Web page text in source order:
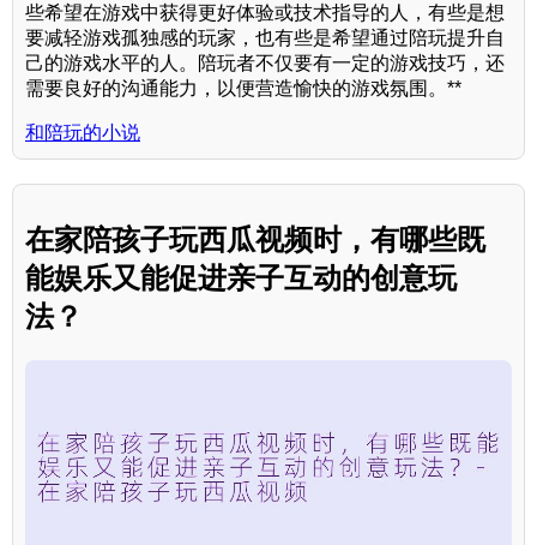
些希望在游戏中获得更好体验或技术指导的人，有些是想
要减轻游戏孤独感的玩家，也有些是希望通过陪玩提升自
己的游戏水平的人。陪玩者不仅要有一定的游戏技巧，还
需要良好的沟通能力，以便营造愉快的游戏氛围。**
和陪玩的小说
在家陪孩子玩西瓜视频时，有哪些既
能娱乐又能促进亲子互动的创意玩
法？